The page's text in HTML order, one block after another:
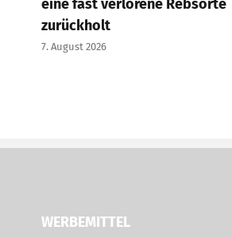
eine fast verlorene Rebsorte
zurückholt
7. August 2026
WERBEMITTEL